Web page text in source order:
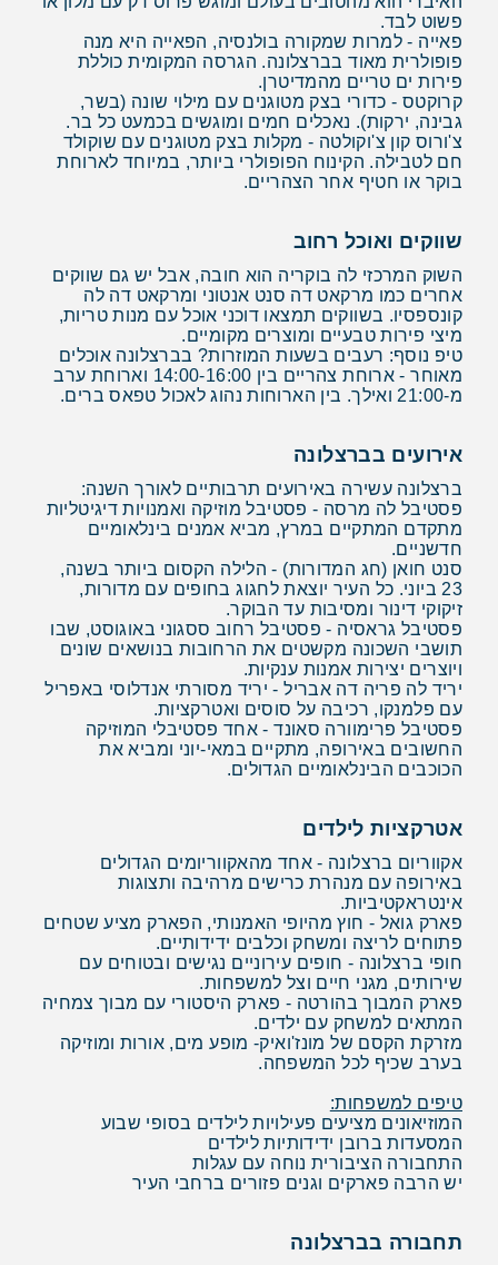
פשוט לבד.
פאייה - למרות שמקורה בולנסיה, הפאייה היא מנה
פופולרית מאוד בברצלונה. הגרסה המקומית כוללת
פירות ים טריים מהמדיטרן.
קרוקטס - כדורי בצק מטוגנים עם מילוי שונה (בשר,
גבינה, ירקות). נאכלים חמים ומוגשים בכמעט כל בר.
צ'ורוס קון צ'וקולטה - מקלות בצק מטוגנים עם שוקולד
חם לטבילה. הקינוח הפופולרי ביותר, במיוחד לארוחת
בוקר או חטיף אחר הצהריים.
שווקים ואוכל רחוב
השוק המרכזי לה בוקריה הוא חובה, אבל יש גם שווקים
אחרים כמו מרקאט דה סנט אנטוני ומרקאט דה לה
קונספסיו. בשווקים תמצאו דוכני אוכל עם מנות טריות,
מיצי פירות טבעיים ומוצרים מקומיים.
טיפ נוסף: רעבים בשעות המוזרות? בברצלונה אוכלים
מאוחר - ארוחת צהריים בין 14:00-16:00 וארוחת ערב
מ-21:00 ואילך. בין הארוחות נהוג לאכול טפאס ברים.
אירועים בברצלונה
ברצלונה עשירה באירועים תרבותיים לאורך השנה:
פסטיבל לה מרסה - פסטיבל מוזיקה ואמנויות דיגיטליות
מתקדם המתקיים במרץ, מביא אמנים בינלאומיים
חדשניים.
סנט חואן (חג המדורות) - הלילה הקסום ביותר בשנה,
23 ביוני. כל העיר יוצאת לחגוג בחופים עם מדורות,
זיקוקי דינור ומסיבות עד הבוקר.
פסטיבל גראסיה - פסטיבל רחוב ססגוני באוגוסט, שבו
תושבי השכונה מקשטים את הרחובות בנושאים שונים
ויוצרים יצירות אמנות ענקיות.
יריד לה פריה דה אבריל - יריד מסורתי אנדלוסי באפריל
עם פלמנקו, רכיבה על סוסים ואטרקציות.
פסטיבל פרימוורה סאונד - אחד פסטיבלי המוזיקה
החשובים באירופה, מתקיים במאי-יוני ומביא את
הכוכבים הבינלאומיים הגדולים.
אטרקציות לילדים
אקווריום ברצלונה - אחד מהאקווריומים הגדולים
באירופה עם מנהרת כרישים מרהיבה ותצוגות
אינטראקטיביות.
פארק גואל - חוץ מהיופי האמנותי, הפארק מציע שטחים
פתוחים לריצה ומשחק וכלבים ידידותיים.
חופי ברצלונה - חופים עירוניים נגישים ובטוחים עם
שירותים, מגני חיים וצל למשפחות.
פארק המבוך בהורטה - פארק היסטורי עם מבוך צמחיה
המתאים למשחק עם ילדים.
מזרקת הקסם של מונז'ואיק- מופע מים, אורות ומוזיקה
בערב שכיף לכל המשפחה.
טיפים למשפחות:
המוזיאונים מציעים פעילויות לילדים בסופי שבוע
המסעדות ברובן ידידותיות לילדים
התחבורה הציבורית נוחה עם עגלות
יש הרבה פארקים וגנים פזורים ברחבי העיר
תחבורה בברצלונה